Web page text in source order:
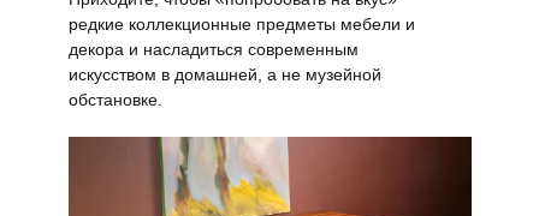
редкие коллекционные предметы мебели и
декора и насладиться современным
искусством в домашней, а не музейной
обстановке.